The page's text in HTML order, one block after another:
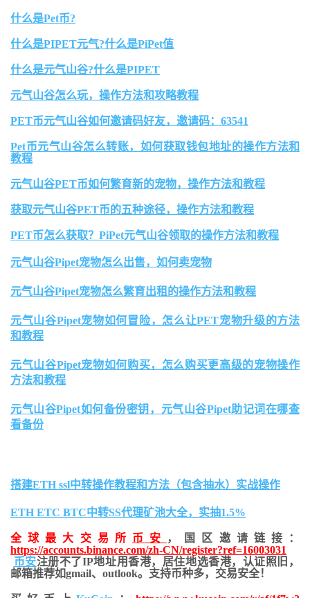
什么是Pet币?
什么是PIPET元气?什么是PiPet值
什么是元气山谷?什么是PIPET
元气山谷怎么玩，操作方法和攻略教程
PET币元气山谷如何邀请码好友，邀请码：63541
Pet币元气山谷怎么转账，如何获取钱包地址的操作方法和
教程
元气山谷PET币如何繁育新的宠物，操作方法和教程
获取元气山谷PET币的五种途径，操作方法和教程
PET币怎么获取？PiPet元气山谷领取的操作方法和教程
元气山谷Pipet宠物怎么出售，如何卖宠物
元气山谷Pipet宠物怎么繁育出租的操作方法和教程
元气山谷Pipet宠物如何冒险，怎么让PET宠物升级的方法
和教程
元气山谷Pipet宠物如何购买，怎么购买更高级的宠物操作
方法和教程
元气山谷Pipet如何备份密钥，元气山谷Pipet助记词在哪查
看备份
搭建ETH ssl中转操作教程和方法（包含抽水）实战操作
ETH ETC BTC中转SS代理矿池大全，实抽1.5%
全球最大交易所 币安
，国区邀请链接：
https://accounts.binance.com/zh-CN/register?ref=16003031
币安注册不了IP地址用香港，居住地选香港，认证照旧，
邮箱推荐如gmail、outlook。支持币种多，交易安全！